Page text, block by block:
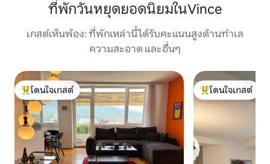
ที่พักวันหยุดยอดนิยมในVince
เกสต์เห็นพ้อง: ที่พักเหล่านี้ได้รับคะแนนสูงด้านทำเล
ความสะอาด และอื่นๆ
โดนใจเกสต์ที่สุด
โดนใจเกสต์
โดนใจเกสต์ที่สุด
โดนใจเกสต์